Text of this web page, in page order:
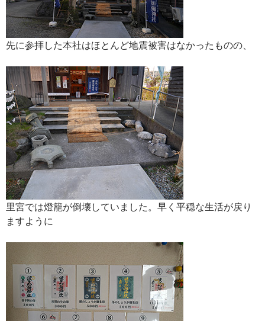
先に参拝した本社はほとんど地震被害はなかったものの、
里宮では燈籠が倒壊していました。早く平穏な生活が戻り
ますように